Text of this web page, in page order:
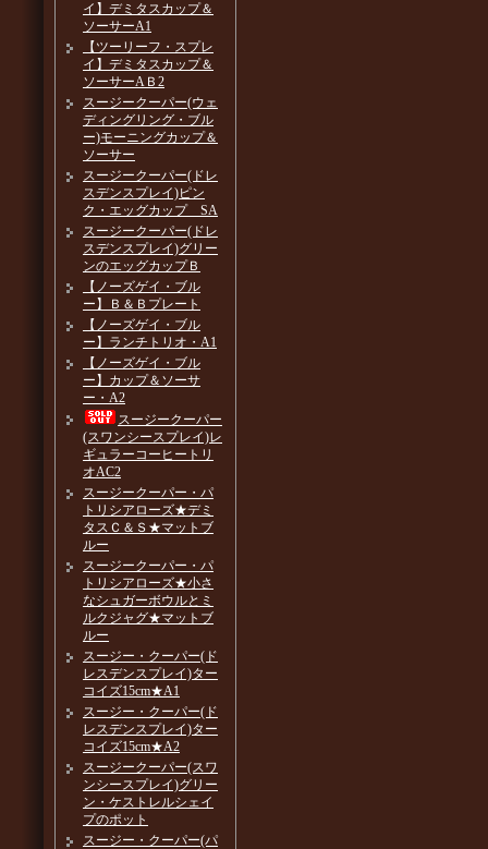
イ】デミタスカップ＆
ソーサーA1
【ツーリーフ・スプレ
イ】デミタスカップ＆
ソーサーAＢ2
スージークーパー(ウェ
ディングリング・ブル
ー)モーニングカップ＆
ソーサー
スージークーパー(ドレ
スデンスプレイ)ピン
ク・エッグカップ SA
スージークーパー(ドレ
スデンスプレイ)グリー
ンのエッグカップＢ
【ノーズゲイ・ブル
ー】Ｂ＆Ｂプレート
【ノーズゲイ・ブル
ー】ランチトリオ・A1
【ノーズゲイ・ブル
ー】カップ＆ソーサ
ー・A2
スージークーパー
(スワンシースプレイ)レ
ギュラーコーヒートリ
オAC2
スージークーパー・パ
トリシアローズ★デミ
タスＣ＆Ｓ★マットブ
ルー
スージークーパー・パ
トリシアローズ★小さ
なシュガーボウルとミ
ルクジャグ★マットブ
ルー
スージー・クーパー(ド
レスデンスプレイ)ター
コイズ15cm★A1
スージー・クーパー(ド
レスデンスプレイ)ター
コイズ15cm★A2
スージークーパー(スワ
ンシースプレイ)グリー
ン・ケストレルシェイ
プのポット
スージー・クーパー(パ